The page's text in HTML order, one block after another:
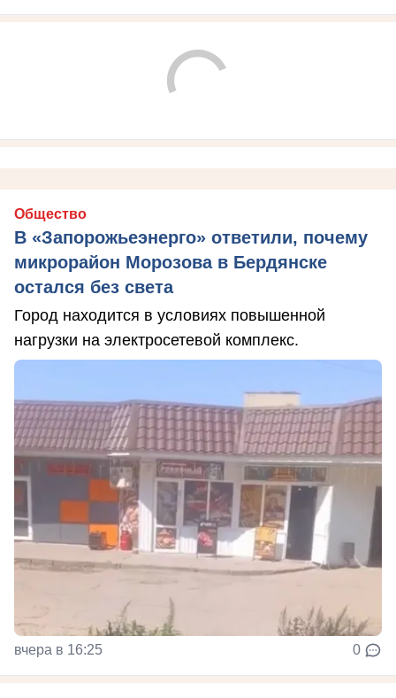
Общество
В «Запорожьеэнерго» ответили, почему
микрорайон Морозова в Бердянске
остался без света
Город находится в условиях повышенной
нагрузки на электросетевой комплекс.
вчера в 16:25 0